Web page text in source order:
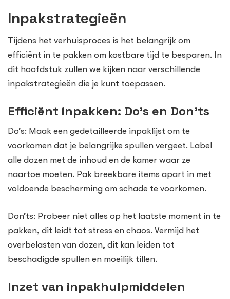
Inpakstrategieën
Tijdens het verhuisproces is het belangrijk om
efficiënt in te pakken om kostbare tijd te besparen. In
dit hoofdstuk zullen we kijken naar verschillende
inpakstrategieën die je kunt toepassen.
Efficiënt inpakken: Do’s en Don’ts
Do’s: Maak een gedetailleerde inpaklijst om te
voorkomen dat je belangrijke spullen vergeet. Label
alle dozen met de inhoud en de kamer waar ze
naartoe moeten. Pak breekbare items apart in met
voldoende bescherming om schade te voorkomen.
Don’ts: Probeer niet alles op het laatste moment in te
pakken, dit leidt tot stress en chaos. Vermijd het
overbelasten van dozen, dit kan leiden tot
beschadigde spullen en moeilijk tillen.
Inzet van inpakhulpmiddelen